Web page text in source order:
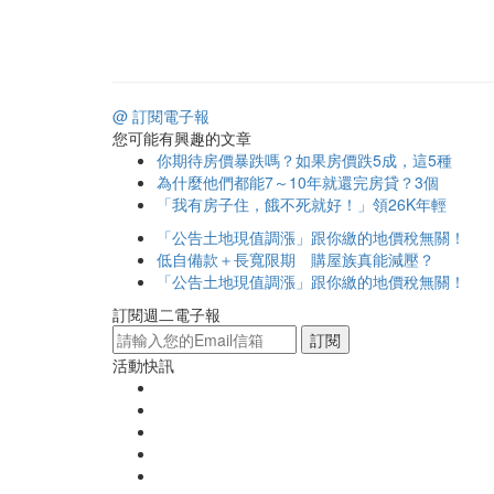
@ 訂閱電子報
您可能有興趣的文章
你期待房價暴跌嗎？如果房價跌5成，這5種
為什麼他們都能7～10年就還完房貸？3個
「我有房子住，餓不死就好！」領26K年輕
「公告土地現值調漲」跟你繳的地價稅無關！
低自備款＋長寬限期 購屋族真能減壓？
「公告土地現值調漲」跟你繳的地價稅無關！
訂閱週二電子報
訂閱
活動快訊